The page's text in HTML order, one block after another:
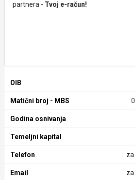
partnera - Tvoj e-račun!
OIB
Matični broj - MBS
Godina osnivanja
Temeljni kapital
Telefon
Email